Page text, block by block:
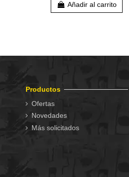
Añadir al carrito
Productos
Ofertas
Novedades
Más solicitados